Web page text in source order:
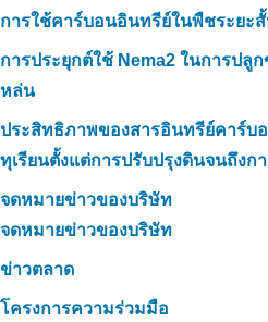
การใช้คาร์บอนอินทรีย์ในพืชระยะ
การประยุกต์ใช้ Nema2 ในการปลู
หล่น
ประสิทธิภาพของสารอินทรีย์คาร์บ
ทุเรียนตั้งแต่การปรับปรุงดินจนถึงก
จดหมายข่าวของบริษัท
จดหมายข่าวของบริษัท
ข่าวตลาด
โครงการความร่วมมือ